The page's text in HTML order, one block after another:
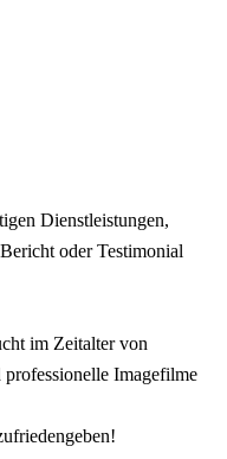
Dienstleistungen,
oder Testimonial
im Zeitalter von
Imagefilme